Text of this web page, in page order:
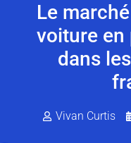
Le
voiture en
dans
Vivan Curtis